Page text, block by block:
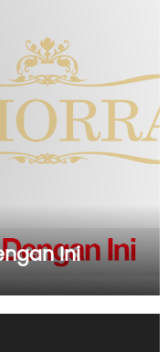
Ini